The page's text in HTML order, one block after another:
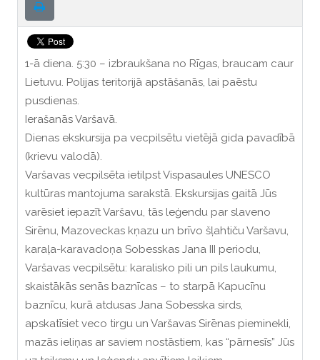
1-ā diena. 5:30 – izbraukšana no Rīgas, braucam caur
Lietuvu. Polijas teritorijā apstāšanās, lai paēstu
pusdienas.
Ierašanās Varšavā.
Dienas ekskursija pa vecpilsētu vietējā gida pavadībā
(krievu valodā).
Varšavas vecpilsēta ietilpst Vispasaules UNESCO
kultūras mantojuma sarakstā. Ekskursijas gaitā Jūs
varēsiet iepazīt Varšavu, tās leģendu par slaveno
Sirēnu, Mazoveckas kņazu un brīvo šļahtiču Varšavu,
karaļa-karavadoņa Sobesskas Jana III periodu,
Varšavas vecpilsētu: karalisko pili un pils laukumu,
skaistākās senās baznīcas – to starpā Kapucīnu
baznīcu, kurā atdusas Jana Sobesska sirds,
apskatīsiet veco tirgu un Varšavas Sirēnas pieminekli,
mazās ieliņas ar saviem nostāstiem, kas “pārnesīs” Jūs